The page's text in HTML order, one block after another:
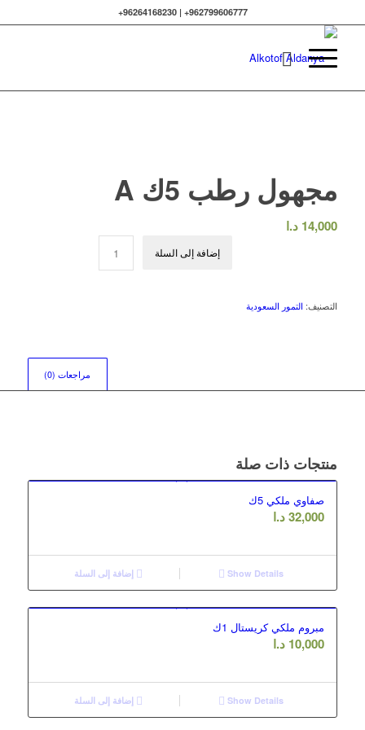
962799606777+ | 96264168230+
مجهول رطب 5ك A
14,000 د.ا
إضافة إلى السلة
التصنيف: التمور السعودية
مراجعات (0)
منتجات ذات صلة
صفاوي ملكي 5ك
32,000 د.ا
إضافة إلى السلة Show Details
مبروم ملكي كريستال 1ك
10,000 د.ا
إضافة إلى السلة Show Details